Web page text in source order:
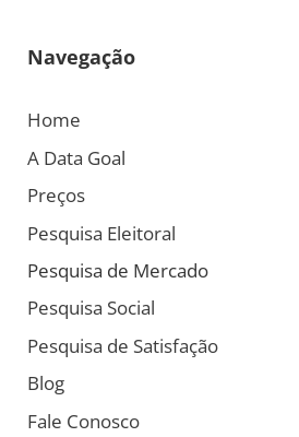
Navegação
Home
A Data Goal
Preços
Pesquisa Eleitoral
Pesquisa de Mercado
Pesquisa Social
Pesquisa de Satisfação
Blog
Fale Conosco